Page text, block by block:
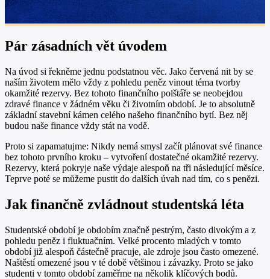
Pár zásadních vět úvodem
Na úvod si řekněme jednu podstatnou věc. Jako červená nit by se
naším životem mělo vždy z pohledu peněz vinout téma tvorby
okamžité rezervy. Bez tohoto finančního polštáře se neobejdou
zdravé finance v žádném věku či životním období. Je to absolutně
základní stavební kámen celého našeho finančního bytí. Bez něj
budou naše finance vždy stát na vodě.
Proto si zapamatujme: Nikdy nemá smysl začít plánovat své finance
bez tohoto prvního kroku – vytvoření dostatečné okamžité rezervy.
Rezervy, která pokryje naše výdaje alespoň na tři následující měsíce.
Teprve poté se můžeme pustit do dalších úvah nad tím, co s penězi.
Jak finančně zvládnout studentská léta
Studentské období je obdobím značně pestrým, často divokým a z
pohledu peněz i fluktuačním. Velké procento mladých v tomto
období již alespoň částečně pracuje, ale zdroje jsou často omezené.
Naštěstí omezené jsou v té době většinou i závazky. Proto se jako
studenti v tomto období zaměřme na několik klíčových bodů.